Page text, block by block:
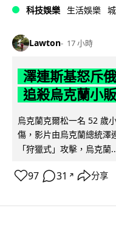
科技娛樂 生活娛樂
Lawton 17 小時
澤連斯基怒斥
追殺烏克蘭小
烏克蘭克爾松一名 52 歲
傷，影片由烏克蘭總統澤
「狩獵式」攻擊，烏克蘭
97 31 ↗ 分享